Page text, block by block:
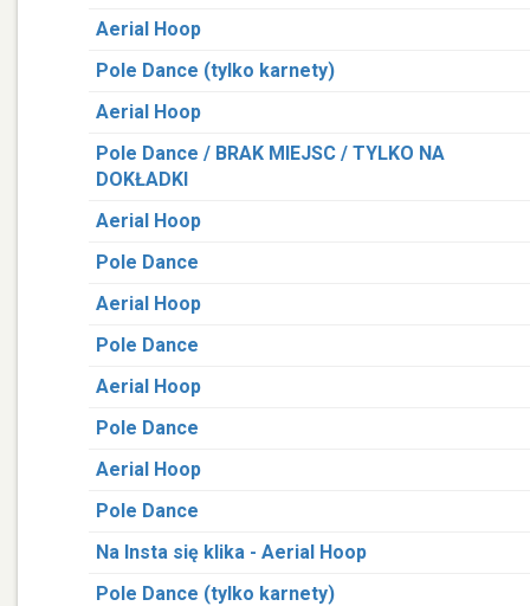
Aerial Hoop
Pole Dance (tylko karnety)
Aerial Hoop
Pole Dance / BRAK MIEJSC / TYLKO NA
DOKŁADKI
Aerial Hoop
Pole Dance
Aerial Hoop
Pole Dance
Aerial Hoop
Pole Dance
Aerial Hoop
Pole Dance
Na Insta się klika - Aerial Hoop
Pole Dance (tylko karnety)